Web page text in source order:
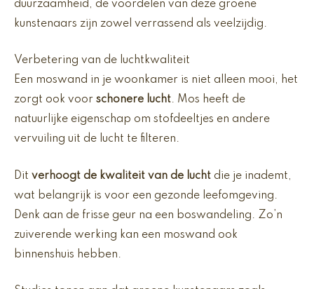
duurzaamheid, de voordelen van deze groene
kunstenaars zijn zowel verrassend als veelzijdig.
Verbetering van de luchtkwaliteit
Een moswand in je woonkamer is niet alleen mooi, het
zorgt ook voor schonere lucht. Mos heeft de
natuurlijke eigenschap om stofdeeltjes en andere
vervuiling uit de lucht te filteren.
Dit verhoogt de kwaliteit van de lucht die je inademt,
wat belangrijk is voor een gezonde leefomgeving.
Denk aan de frisse geur na een boswandeling. Zo’n
zuiverende werking kan een moswand ook
binnenshuis hebben.